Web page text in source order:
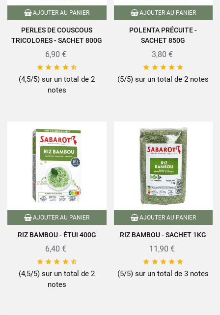
AJOUTER AU PANIER
PERLES DE COUSCOUS
TRICOLORES - SACHET 800G
6,90 €
    
(4,5/5) sur un total de 2
notes
AJOUTER AU PANIER
POLENTA PRÉCUITE -
SACHET 850G
3,80 €
    
(5/5) sur un total de 2 notes
AJOUTER AU PANIER
RIZ BAMBOU - ÉTUI 400G
6,40 €
    
(4,5/5) sur un total de 2
notes
AJOUTER AU PANIER
RIZ BAMBOU - SACHET 1KG
11,90 €
    
(5/5) sur un total de 3 notes